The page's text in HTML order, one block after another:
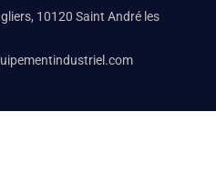
10120 Saint André les